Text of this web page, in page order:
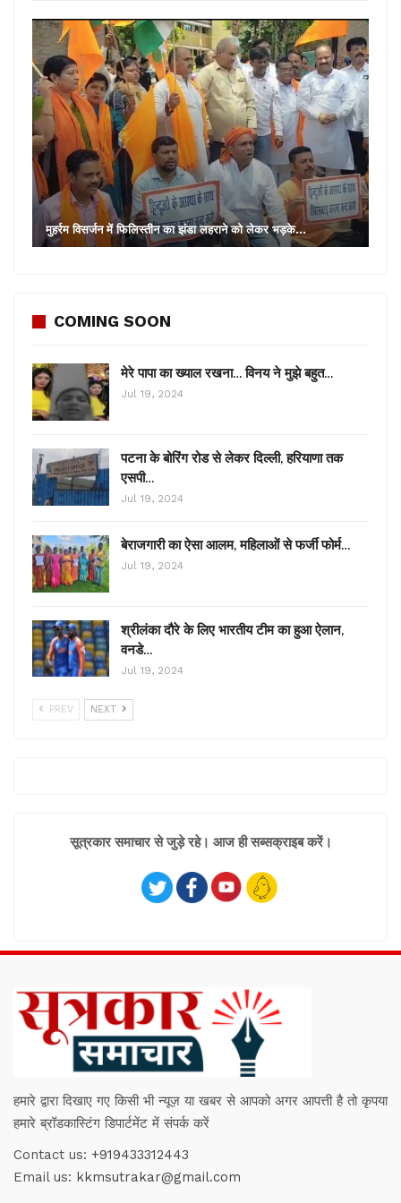
मुहर्रम विसर्जन में फिलिस्तीन का झंडा लहराने को लेकर भड़के…
COMING SOON
मेरे पापा का ख्याल रखना… विनय ने मुझे बहुत…
Jul 19, 2024
पटना के बोरिंग रोड से लेकर दिल्ली, हरियाणा तक
एसपी…
Jul 19, 2024
बेराजगारी का ऐसा आलम, महिलाओं से फर्जी फोर्म…
Jul 19, 2024
श्रीलंका दौरे के लिए भारतीय टीम का हुआ ऐलान,
वनडे…
Jul 19, 2024
PREV NEXT
सूत्रकार समाचार से जुड़े रहे। आज ही सब्सक्राइब करें।
हमारे द्वारा दिखाए गए किसी भी न्यूज़ या खबर से आपको अगर आपत्ती है तो कृपया
हमारे ब्रॉडकास्टिंग डिपार्टमेंट में संपर्क करें
Contact us: +919433312443
Email us: kkmsutrakar@gmail.com